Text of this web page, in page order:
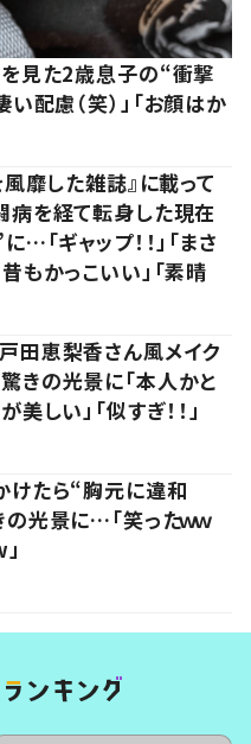
を見た2歳息子の“衝撃
配慮（笑）」「お顔はか
靡した雑誌』に載って
病を経て転身した現在
「ギャップ！！」「まさ
もかっこいい」「素晴
田恵梨香さん風メイク
の光景に「本人かと
美しい」「似すぎ！！」
けたら“胸元に違和
光景に…「笑ったｗｗ